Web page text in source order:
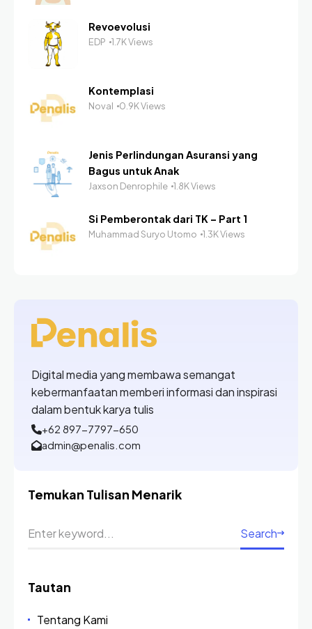
Revoevolusi
EDP 1.7K Views
Kontemplasi
Noval 0.9K Views
Jenis Perlindungan Asuransi yang
Bagus untuk Anak
Jaxson Denrophile 1.8K Views
Si Pemberontak dari TK – Part 1
Muhammad Suryo Utomo 1.3K Views
Digital media yang membawa semangat
kebermanfaatan memberi informasi dan inspirasi
dalam bentuk karya tulis
+62 897-7797-650
admin@penalis.com
Temukan Tulisan Menarik
Search
Tautan
Tentang Kami